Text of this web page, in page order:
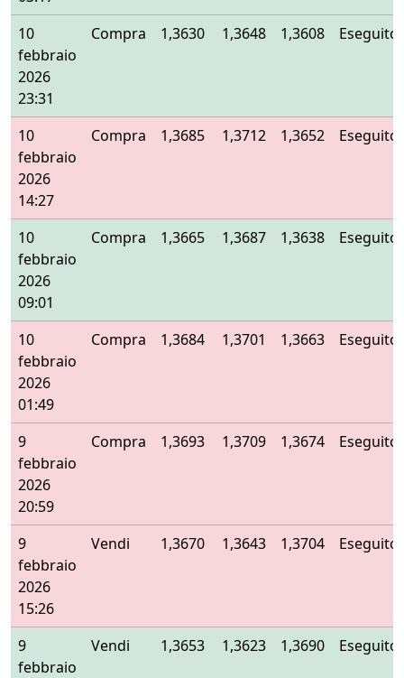
10
febbraio
2026
23:31
Compra 1,3630 1,3648 1,3608 Eseguito
10
febbraio
2026
14:27
Compra 1,3685 1,3712 1,3652 Eseguito
10
febbraio
2026
09:01
Compra 1,3665 1,3687 1,3638 Eseguito
10
febbraio
2026
01:49
Compra 1,3684 1,3701 1,3663 Eseguito
9
febbraio
2026
20:59
Compra 1,3693 1,3709 1,3674 Eseguito
9
febbraio
2026
15:26
Vendi 1,3670 1,3643 1,3704 Eseguito
9
febbraio
Vendi 1,3653 1,3623 1,3690 Eseguito